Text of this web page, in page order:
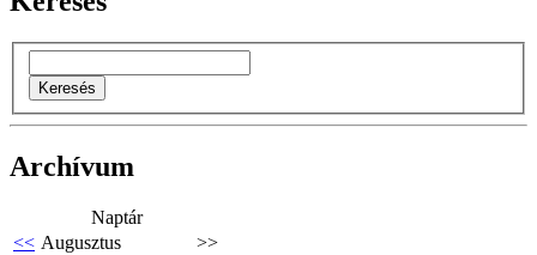
Archívum
Naptár
<< Augusztus
>>